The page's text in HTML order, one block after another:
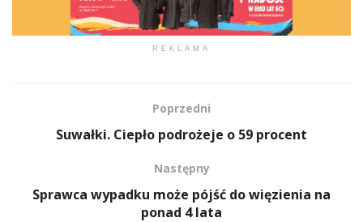
REKLAMA
Poprzedni
Suwałki. Ciepło podrożeje o 59 procent
Następny
Sprawca wypadku może pójść do więzienia na
ponad 4 lata